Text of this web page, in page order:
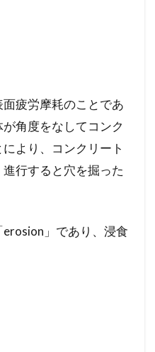
疲労摩耗のことであ
角度をなしてコンク
より、コンクリート
行すると穴を掘った
」であり、浸食